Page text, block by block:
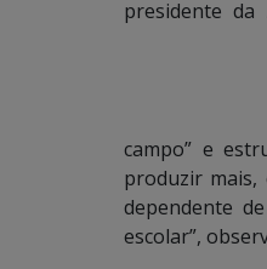
presidente
campo” e
produzir mais,
dependente
escolar”,